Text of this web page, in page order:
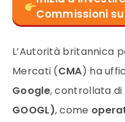
Commissioni
L’Autorità britannica
Mercati (CMA) ha
Google, controllata di
GOOGL), come